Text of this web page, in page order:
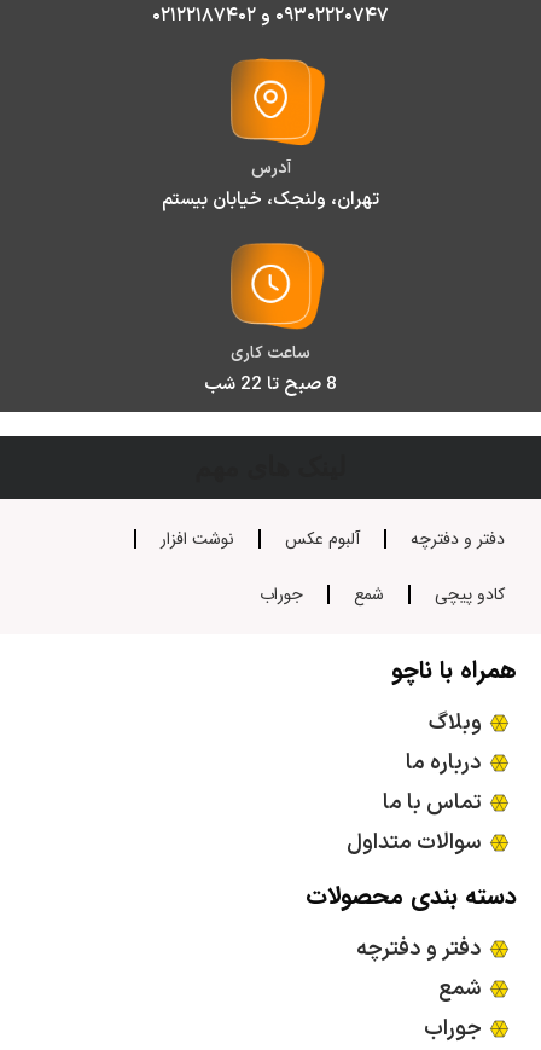
۰۹۳۰۲۲۲۰۷۴۷ و ۰۲۱۲۲۱۸۷۴۰۲
آدرس
تهران، ولنجک، خیابان بیستم
ساعت کاری
8 صبح تا 22 شب
دفتر و دفترچه آلبوم عکس نوشت افزار
کادو پیچی شمع جوراب
همراه با ناچو
وبلاگ
درباره ما
تماس با ما
سوالات متداول
دسته بندی محصولات
دفتر و دفترچه
شمع
جوراب